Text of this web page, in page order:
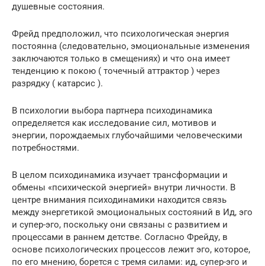
душевные состояния.
Фрейд предположил, что психологическая энергия
постоянна (следовательно, эмоциональные изменения
заключаются только в смещениях) и что она имеет
тенденцию к покою ( точечный аттрактор ) через
разрядку ( катарсис ).
В психологии выбора партнера психодинамика
определяется как исследование сил, мотивов и
энергии, порождаемых глубочайшими человеческими
потребностями.
В целом психодинамика изучает трансформации и
обмены «психической энергией» внутри личности. В
центре внимания психодинамики находится связь
между энергетикой эмоциональных состояний в Ид, эго
и супер-эго, поскольку они связаны с развитием и
процессами в раннем детстве. Согласно Фрейду, в
основе психологических процессов лежит эго, которое,
по его мнению, борется с тремя силами: ид, супер-эго и